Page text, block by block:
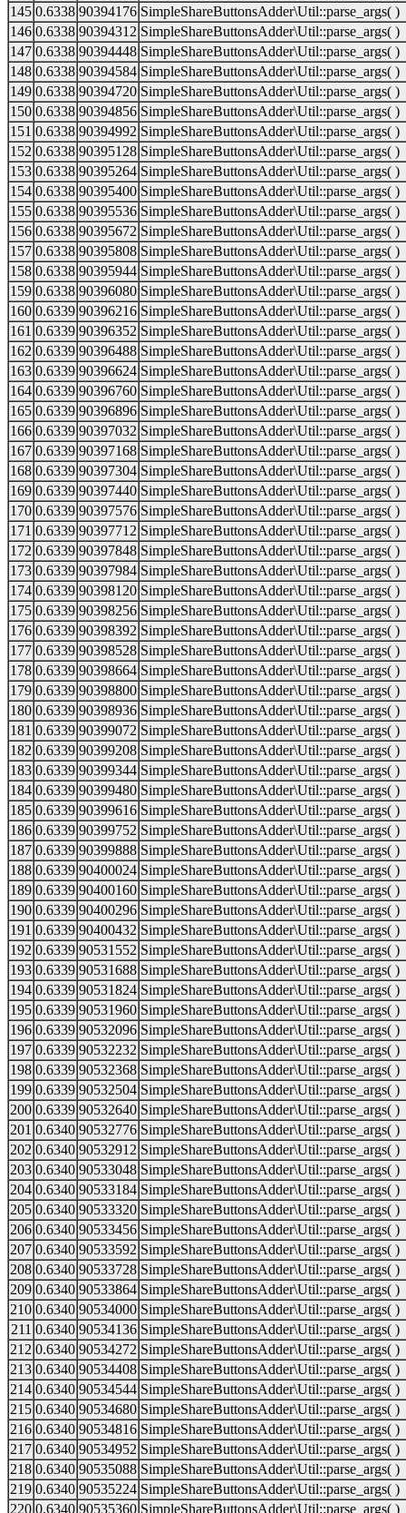
145 0.6338 90394176 SimpleShareButtonsAdder\Util::parse_args( )
146 0.6338 90394312 SimpleShareButtonsAdder\Util::parse_args( )
147 0.6338 90394448 SimpleShareButtonsAdder\Util::parse_args( )
148 0.6338 90394584 SimpleShareButtonsAdder\Util::parse_args( )
149 0.6338 90394720 SimpleShareButtonsAdder\Util::parse_args( )
150 0.6338 90394856 SimpleShareButtonsAdder\Util::parse_args( )
151 0.6338 90394992 SimpleShareButtonsAdder\Util::parse_args( )
152 0.6338 90395128 SimpleShareButtonsAdder\Util::parse_args( )
153 0.6338 90395264 SimpleShareButtonsAdder\Util::parse_args( )
154 0.6338 90395400 SimpleShareButtonsAdder\Util::parse_args( )
155 0.6338 90395536 SimpleShareButtonsAdder\Util::parse_args( )
156 0.6338 90395672 SimpleShareButtonsAdder\Util::parse_args( )
157 0.6338 90395808 SimpleShareButtonsAdder\Util::parse_args( )
158 0.6338 90395944 SimpleShareButtonsAdder\Util::parse_args( )
159 0.6338 90396080 SimpleShareButtonsAdder\Util::parse_args( )
160 0.6339 90396216 SimpleShareButtonsAdder\Util::parse_args( )
161 0.6339 90396352 SimpleShareButtonsAdder\Util::parse_args( )
162 0.6339 90396488 SimpleShareButtonsAdder\Util::parse_args( )
163 0.6339 90396624 SimpleShareButtonsAdder\Util::parse_args( )
164 0.6339 90396760 SimpleShareButtonsAdder\Util::parse_args( )
165 0.6339 90396896 SimpleShareButtonsAdder\Util::parse_args( )
166 0.6339 90397032 SimpleShareButtonsAdder\Util::parse_args( )
167 0.6339 90397168 SimpleShareButtonsAdder\Util::parse_args( )
168 0.6339 90397304 SimpleShareButtonsAdder\Util::parse_args( )
169 0.6339 90397440 SimpleShareButtonsAdder\Util::parse_args( )
170 0.6339 90397576 SimpleShareButtonsAdder\Util::parse_args( )
171 0.6339 90397712 SimpleShareButtonsAdder\Util::parse_args( )
172 0.6339 90397848 SimpleShareButtonsAdder\Util::parse_args( )
173 0.6339 90397984 SimpleShareButtonsAdder\Util::parse_args( )
174 0.6339 90398120 SimpleShareButtonsAdder\Util::parse_args( )
175 0.6339 90398256 SimpleShareButtonsAdder\Util::parse_args( )
176 0.6339 90398392 SimpleShareButtonsAdder\Util::parse_args( )
177 0.6339 90398528 SimpleShareButtonsAdder\Util::parse_args( )
178 0.6339 90398664 SimpleShareButtonsAdder\Util::parse_args( )
179 0.6339 90398800 SimpleShareButtonsAdder\Util::parse_args( )
180 0.6339 90398936 SimpleShareButtonsAdder\Util::parse_args( )
181 0.6339 90399072 SimpleShareButtonsAdder\Util::parse_args( )
182 0.6339 90399208 SimpleShareButtonsAdder\Util::parse_args( )
183 0.6339 90399344 SimpleShareButtonsAdder\Util::parse_args( )
184 0.6339 90399480 SimpleShareButtonsAdder\Util::parse_args( )
185 0.6339 90399616 SimpleShareButtonsAdder\Util::parse_args( )
186 0.6339 90399752 SimpleShareButtonsAdder\Util::parse_args( )
187 0.6339 90399888 SimpleShareButtonsAdder\Util::parse_args( )
188 0.6339 90400024 SimpleShareButtonsAdder\Util::parse_args( )
189 0.6339 90400160 SimpleShareButtonsAdder\Util::parse_args( )
190 0.6339 90400296 SimpleShareButtonsAdder\Util::parse_args( )
191 0.6339 90400432 SimpleShareButtonsAdder\Util::parse_args( )
192 0.6339 90531552 SimpleShareButtonsAdder\Util::parse_args( )
193 0.6339 90531688 SimpleShareButtonsAdder\Util::parse_args( )
194 0.6339 90531824 SimpleShareButtonsAdder\Util::parse_args( )
195 0.6339 90531960 SimpleShareButtonsAdder\Util::parse_args( )
196 0.6339 90532096 SimpleShareButtonsAdder\Util::parse_args( )
197 0.6339 90532232 SimpleShareButtonsAdder\Util::parse_args( )
198 0.6339 90532368 SimpleShareButtonsAdder\Util::parse_args( )
199 0.6339 90532504 SimpleShareButtonsAdder\Util::parse_args( )
200 0.6339 90532640 SimpleShareButtonsAdder\Util::parse_args( )
201 0.6340 90532776 SimpleShareButtonsAdder\Util::parse_args( )
202 0.6340 90532912 SimpleShareButtonsAdder\Util::parse_args( )
203 0.6340 90533048 SimpleShareButtonsAdder\Util::parse_args( )
204 0.6340 90533184 SimpleShareButtonsAdder\Util::parse_args( )
205 0.6340 90533320 SimpleShareButtonsAdder\Util::parse_args( )
206 0.6340 90533456 SimpleShareButtonsAdder\Util::parse_args( )
207 0.6340 90533592 SimpleShareButtonsAdder\Util::parse_args( )
208 0.6340 90533728 SimpleShareButtonsAdder\Util::parse_args( )
209 0.6340 90533864 SimpleShareButtonsAdder\Util::parse_args( )
210 0.6340 90534000 SimpleShareButtonsAdder\Util::parse_args( )
211 0.6340 90534136 SimpleShareButtonsAdder\Util::parse_args( )
212 0.6340 90534272 SimpleShareButtonsAdder\Util::parse_args( )
213 0.6340 90534408 SimpleShareButtonsAdder\Util::parse_args( )
214 0.6340 90534544 SimpleShareButtonsAdder\Util::parse_args( )
215 0.6340 90534680 SimpleShareButtonsAdder\Util::parse_args( )
216 0.6340 90534816 SimpleShareButtonsAdder\Util::parse_args( )
217 0.6340 90534952 SimpleShareButtonsAdder\Util::parse_args( )
218 0.6340 90535088 SimpleShareButtonsAdder\Util::parse_args( )
219 0.6340 90535224 SimpleShareButtonsAdder\Util::parse_args( )
220 0.6340 90535360 SimpleShareButtonsAdder\Util::parse_args( )